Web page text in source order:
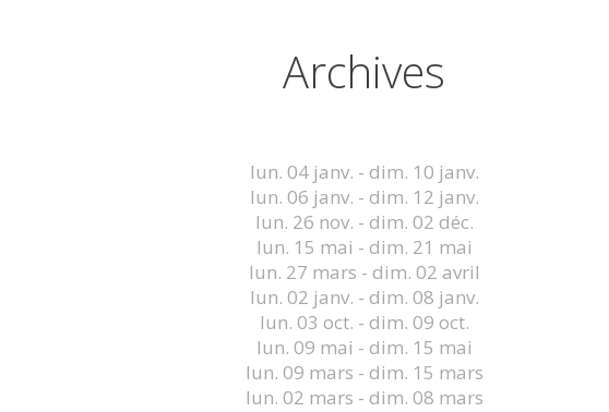
Archives
lun. 04 janv. - dim. 10 janv.
lun. 06 janv. - dim. 12 janv.
lun. 26 nov. - dim. 02 déc.
lun. 15 mai - dim. 21 mai
lun. 27 mars - dim. 02 avril
lun. 02 janv. - dim. 08 janv.
lun. 03 oct. - dim. 09 oct.
lun. 09 mai - dim. 15 mai
lun. 09 mars - dim. 15 mars
lun. 02 mars - dim. 08 mars